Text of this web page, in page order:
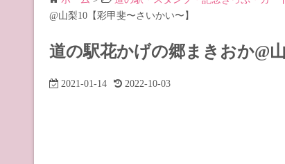
道の
@山梨10【彩甲斐〜さいかい〜】
道の駅花かげの郷まきおか@
2021-01-14 2022-10-03